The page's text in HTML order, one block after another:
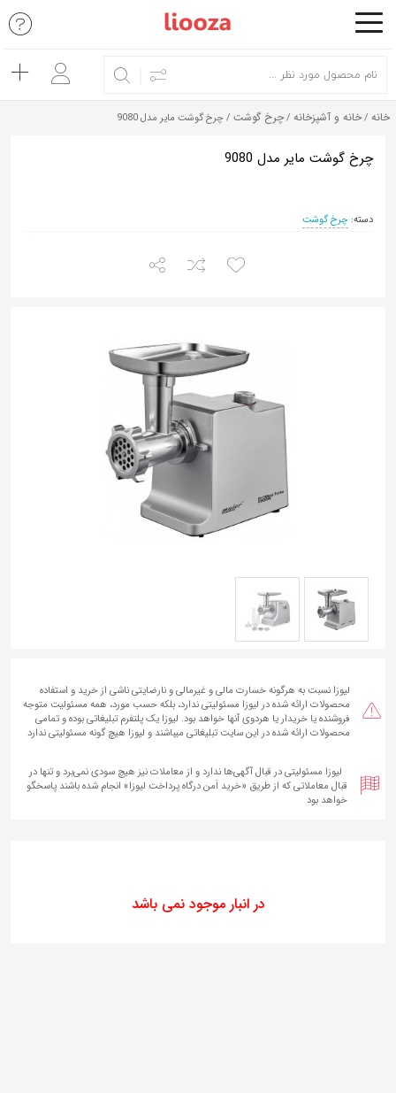
اشتراک
با
از
می‌توانید
خانه /خانه و آشپزخانه /چرخ گوشت / چرخ گوشت مایر مدل 9080
چرخ گوشت مایر مدل 9080
دسته: چرخ گوشت
لیوزا نسبت به هرگونه خسارت مالی و غیرمالی و نارضایتی ناشی از خرید و استفاده
محصولات ارائه شده در لیوزا مسئولیتی ندارد، بلکه حسب مورد، همه مسئولیت متوجه
فروشنده یا خریدار یا هردوی آنها خواهد بود. لیوزا یک پلتفرم تبلیغاتی بوده و تمامی
محصولات ارائه شده در این سایت تبلیغاتی میباشند و لیوزا هیچ گونه مسئولیتی ندارد
لیوزا مسئولیتی در قبال آگهی‌ها ندارد و از معاملات نیز هیچ سودی نمی‌برد و تنها در
قبال معاملاتی که از طریق «خرید اَمن درگاه پرداخت لیوزا» انجام شده‌ باشند پاسخگو
خواهد بود
در انبار موجود نمی باشد